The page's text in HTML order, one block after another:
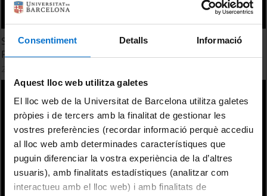
Consentiment Detalls Informació
Aquest lloc web utilitza galetes
El lloc web de la Universitat de Barcelona utilitza galetes
pròpies i de tercers amb la finalitat de gestionar les
vostres preferències (recordar informació perquè accediu
al lloc web amb determinades característiques que
puguin diferenciar la vostra experiència de la d’altres
usuaris), amb finalitats estadístiques (analitzar com
interactueu amb el lloc web) i amb finalitats de
Seminario: A la vanguardia de los Estudios Literarios IL3 -
Parte 6